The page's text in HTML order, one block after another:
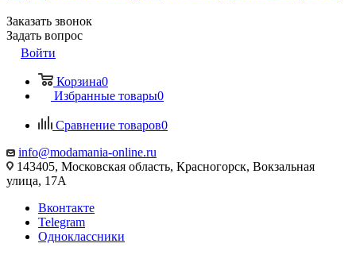
Заказать звонок
Задать вопрос
Войти
Корзина0
Избранные товары0
Сравнение товаров0
info@modamania-online.ru
143405, Московская область, Красногорск, Вокзальная
улица, 17А
Вконтакте
Telegram
Одноклассники